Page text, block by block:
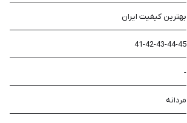
بهترین کیفیت ایران
41-42-43-44-45
-
مردانه